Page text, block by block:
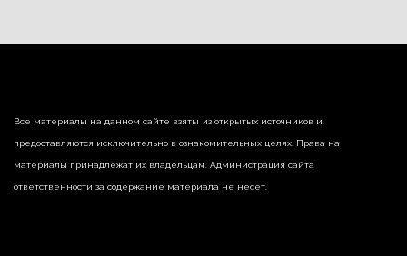
Все материалы на данном сайте взяты из открытых источников и
предоставляются исключительно в ознакомительных целях. Права на
материалы принадлежат их владельцам. Администрация сайта
ответственности за содержание материала не несет.